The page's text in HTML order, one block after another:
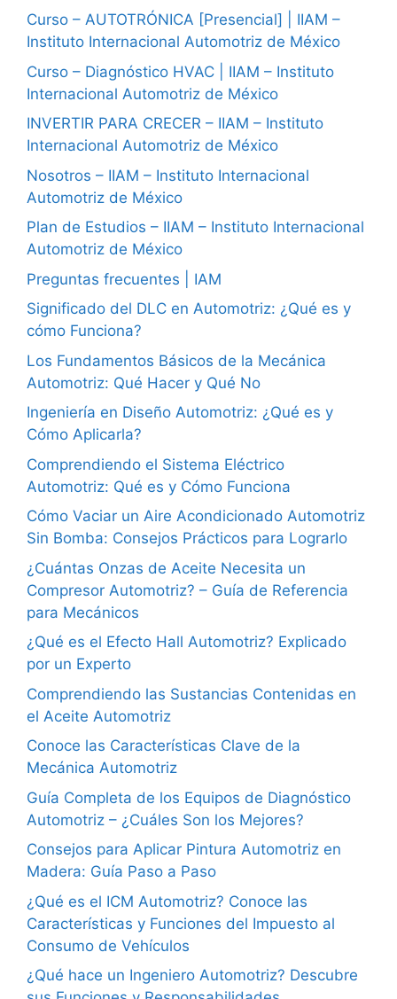
Curso – AUTOTRÓNICA [Presencial] | IIAM –
Instituto Internacional Automotriz de México
Curso – Diagnóstico HVAC | IIAM – Instituto
Internacional Automotriz de México
INVERTIR PARA CRECER – IIAM – Instituto
Internacional Automotriz de México
Nosotros – IIAM – Instituto Internacional
Automotriz de México
Plan de Estudios – IIAM – Instituto Internacional
Automotriz de México
Preguntas frecuentes | IAM
Significado del DLC en Automotriz: ¿Qué es y
cómo Funciona?
Los Fundamentos Básicos de la Mecánica
Automotriz: Qué Hacer y Qué No
Ingeniería en Diseño Automotriz: ¿Qué es y
Cómo Aplicarla?
Comprendiendo el Sistema Eléctrico
Automotriz: Qué es y Cómo Funciona
Cómo Vaciar un Aire Acondicionado Automotriz
Sin Bomba: Consejos Prácticos para Lograrlo
¿Cuántas Onzas de Aceite Necesita un
Compresor Automotriz? – Guía de Referencia
para Mecánicos
¿Qué es el Efecto Hall Automotriz? Explicado
por un Experto
Comprendiendo las Sustancias Contenidas en
el Aceite Automotriz
Conoce las Características Clave de la
Mecánica Automotriz
Guía Completa de los Equipos de Diagnóstico
Automotriz – ¿Cuáles Son los Mejores?
Consejos para Aplicar Pintura Automotriz en
Madera: Guía Paso a Paso
¿Qué es el ICM Automotriz? Conoce las
Características y Funciones del Impuesto al
Consumo de Vehículos
¿Qué hace un Ingeniero Automotriz? Descubre